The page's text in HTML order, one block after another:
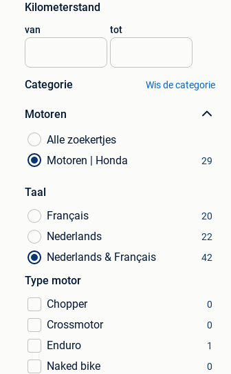
Kilometerstand
van tot
Categorie Wis de categorie
Motoren
Alle zoekertjes
Motoren | Honda
29
Taal
Français
20
Nederlands 22
Nederlands & Français 42
Type motor
Chopper
0
Crossmotor 0
Enduro 1
Naked bike 0